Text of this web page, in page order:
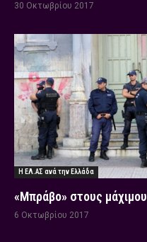
30 Οκτωβρίου 2017
Η ΕΛ.ΑΣ ανά την Ελλάδα
«Μπράβο» στους
6 Οκτωβρίου 2017